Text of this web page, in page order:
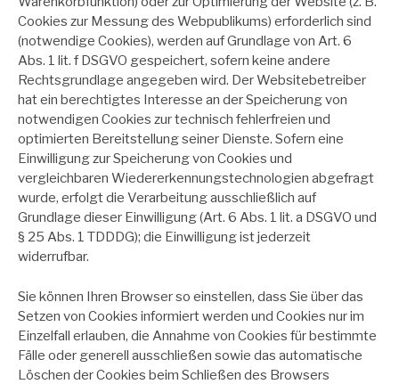
Cookies zur Messung des Webpublikums) erforderlich sind
(notwendige Cookies), werden auf Grundlage von Art. 6
Abs. 1 lit. f DSGVO gespeichert, sofern keine andere
Rechtsgrundlage angegeben wird. Der Websitebetreiber
hat ein berechtigtes Interesse an der Speicherung von
notwendigen Cookies zur technisch fehlerfreien und
optimierten Bereitstellung seiner Dienste. Sofern eine
Einwilligung zur Speicherung von Cookies und
vergleichbaren Wiedererkennungstechnologien abgefragt
wurde, erfolgt die Verarbeitung ausschließlich auf
Grundlage dieser Einwilligung (Art. 6 Abs. 1 lit. a DSGVO und
§ 25 Abs. 1 TDDDG); die Einwilligung ist jederzeit
widerrufbar.
Sie können Ihren Browser so einstellen, dass Sie über das
Setzen von Cookies informiert werden und Cookies nur im
Einzelfall erlauben, die Annahme von Cookies für bestimmte
Fälle oder generell ausschließen sowie das automatische
Löschen der Cookies beim Schließen des Browsers